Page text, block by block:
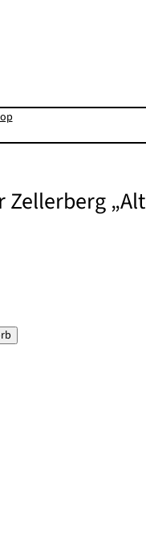
Zellerberg